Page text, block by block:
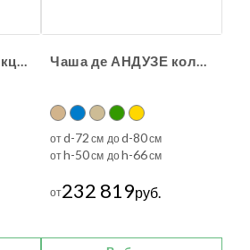
Куб де БАКС коллекция Шато Чаша де АНДУЗЕ коллекция Шато
отd-72 см доd-80см
отh-50см доh-66см
от232 819руб.